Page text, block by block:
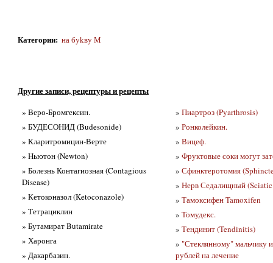
Категории: на бykвy М
Другие записи, рецептуры и рецепты
» Веро-Бромгексин.
» БУДЕСОНИД (Budesonide)
» Кларитромицин-Верте
» Ньютон (Newton)
» Болезнь Контагиозная (Contagious
Disease)
» Кетоконазол (Ketoconazole)
» Тетрациклин
» Бутамират Butamirate
» Харонга
» Дакарбазин.
» Пиартроз (Pyarthrosis)
» Ронколейкин.
» Вицеф.
» Фруктовые соки могут
» Сфинктеротомия
» Нерв Седалищный
» Тамоксифен Tamoxifen
» Томудекс.
» Тендинит (Tendinitis)
» "Стеклянному" мальчику
рублей на лечение